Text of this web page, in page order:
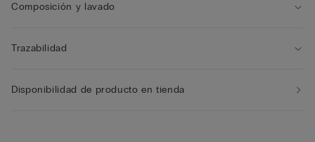
Composición y lavado
Trazabilidad
Disponibilidad de producto en tienda